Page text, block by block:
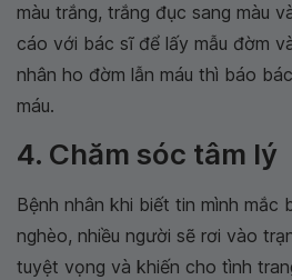
màu trắng, trắng đục sang màu
cáo với bác sĩ để lấy mẫu đờm
nhân ho đờm lẫn máu thì báo
máu.
4. Chăm sóc tâm lý
Bệnh nhân khi biết tin mình mắc
nghèo, nhiều người sẽ rơi vào
tuyệt vọng và khiến cho tình